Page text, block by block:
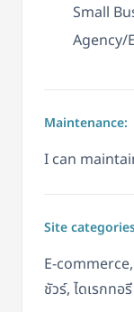
Small
Agency/
Maintenance:
I can
Site
E-
ชัวร์, ไดเรกทอรี